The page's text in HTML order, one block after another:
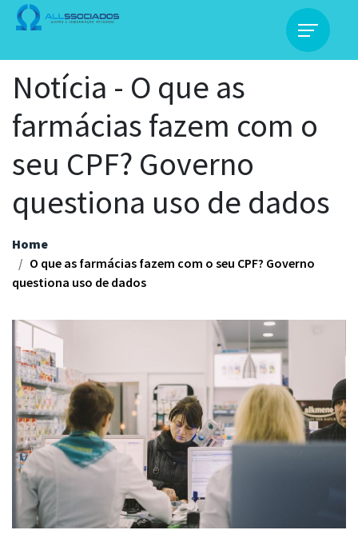
Notícia - O que as
farmácias fazem com o
seu CPF? Governo
questiona uso de dados
Home
O que as farmácias fazem com o seu CPF? Governo
questiona uso de dados